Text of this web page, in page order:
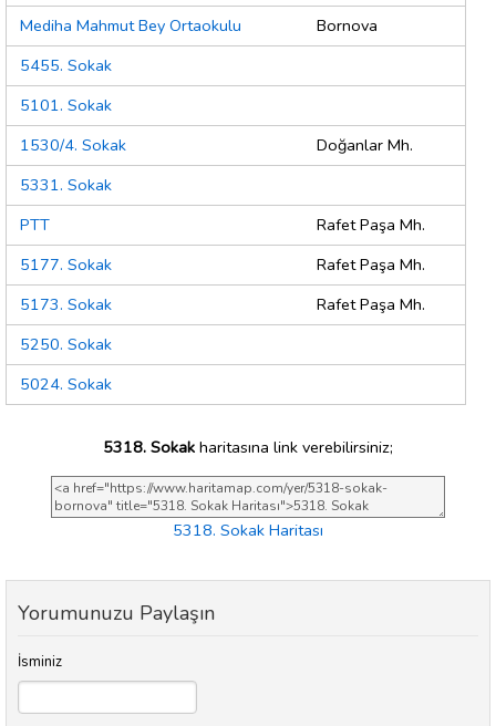
Mediha Mahmut Bey Ortaokulu
Bornova
5455. Sokak
5101. Sokak
1530/4. Sokak
Doğanlar Mh.
5331. Sokak
PTT
Rafet Paşa Mh.
5177. Sokak
Rafet Paşa Mh.
5173. Sokak
Rafet Paşa Mh.
5250. Sokak
5024. Sokak
5318. Sokak haritasına link verebilirsiniz;
5318. Sokak Haritası
Yorumunuzu Paylaşın
İsminiz